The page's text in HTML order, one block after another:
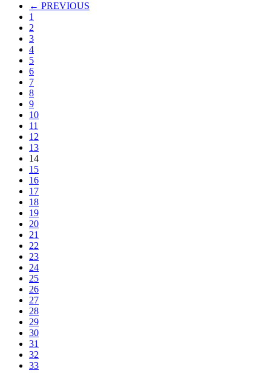
← PREVIOUS
1
2
3
4
5
6
7
8
9
10
11
12
13
14
15
16
17
18
19
20
21
22
23
24
25
26
27
28
29
30
31
32
33